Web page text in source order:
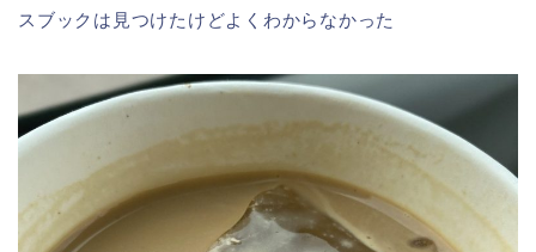
スブックは見つけたけどよくわからなかった